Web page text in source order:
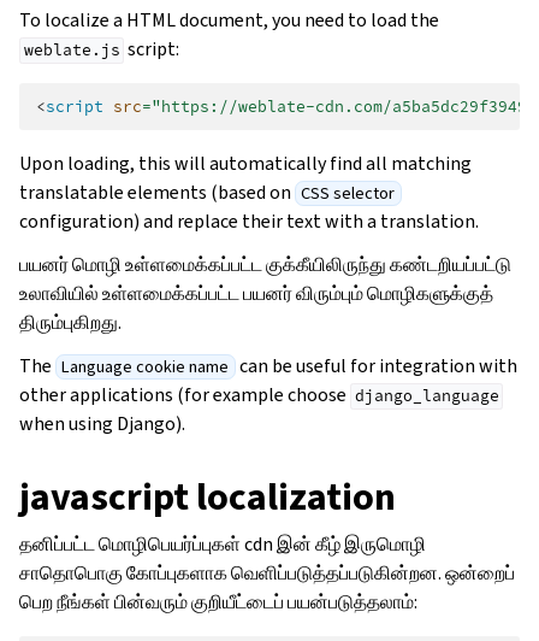
To localize a HTML document, you need to load the
weblate.js script:
<script src="https://weblate-cdn.com/
Upon loading, this will automatically find all matching
translatable elements (based on CSS selector
configuration) and replace their text with a translation.
பயனர் மொழி உள்ளமைக்கப்பட்ட குக்கீயிலிருந்து கண்டறியப்பட்டு
உலாவியில் உள்ளமைக்கப்பட்ட பயனர் விரும்பும் மொழிகளுக்குத்
திரும்புகிறது.
The Language cookie name can be useful for integration with
other applications (for example choose django_language
when using Django).
javascript localization
தனிப்பட்ட மொழிபெயர்ப்புகள் cdn இன் கீழ் இருமொழி
சாதொபொகு கோப்புகளாக வெளிப்படுத்தப்படுகின்றன. ஒன்றைப்
பெற நீங்கள் பின்வரும் குறியீட்டைப் பயன்படுத்தலாம்: